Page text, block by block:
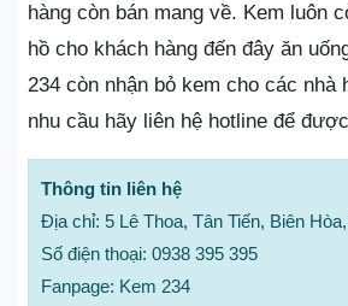
hàng còn bán mang về. Kem luôn
hồ cho khách hàng đến đây ăn
234 còn nhận bỏ kem cho các nhà
nhu cầu hãy liên hệ hotline để
Thông tin liên hệ
Địa chỉ: 5 Lê Thoa, Tân Tiến, Biên
Số điện thoại: 0938 395 395
Fanpage: Kem 234